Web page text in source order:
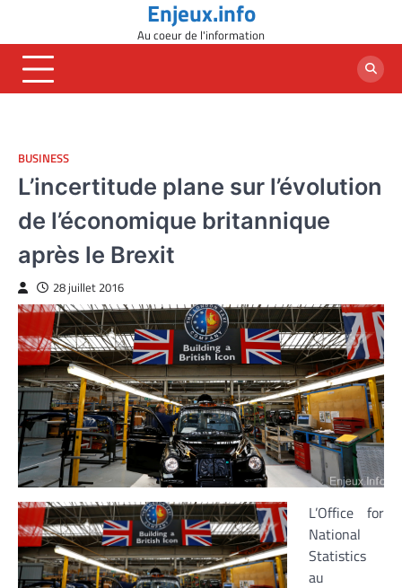
content
Enjeux.info
Au coeur de l'information
BUSINESS
L’incertitude plane sur l’évolution
de l’économique britannique
après le Brexit
28 juillet 2016
L’Office for
National
Statistics
au